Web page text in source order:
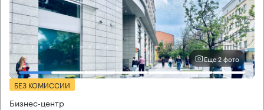
Еще 2 фото
БЕЗ КОМИССИИ
Бизнес-центр